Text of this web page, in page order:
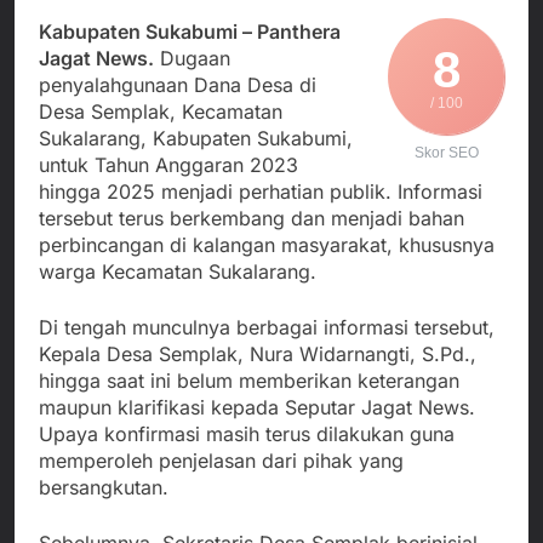
Berangkatkan Empat
Korban Kebakaran KMP
Mutiara Sentosa 2 ke
Posko Pusat Tg. Perak
Surabaya
SMA Negeri Nyalindung
Sukabumi Diduga
Lakukan Pungutan
melalui Komite Sekolah,
Disorot karena Dinilai
Bertentangan dengan
Edaran Disdik Jabar
Agustus 4, 2026
Ketua Umum FSP
Maritim Indonesia
Bantah Isu Mogok
Nasional TKBM: “Belum
Ada Keputusan Resmi”
Agustus 3, 2026
Menjalin Harmoni di
Tanah Sukaresmi: Kala
Mina Padi, P2L, dan
Gotong Royong
Menggerakkan Ekonomi
Agustus 3, 2026
8
/ 100
Skor SEO
Kabupaten Sukabumi – Panthera
Jagat News. Dugaan
penyalahgunaan Dana Desa di
Desa Semplak, Kecamatan
Sukalarang, Kabupaten Sukabumi,
untuk Tahun Anggaran 2023
hingga 2025 menjadi perhatian publik. Informasi
tersebut terus berkembang dan menjadi bahan
perbincangan di kalangan masyarakat, khususnya
warga Kecamatan Sukalarang.
Di tengah munculnya berbagai informasi tersebut,
Kepala Desa Semplak, Nura Widarnangti, S.Pd.,
hingga saat ini belum memberikan keterangan
maupun klarifikasi kepada Seputar Jagat News.
Upaya konfirmasi masih terus dilakukan guna
memperoleh penjelasan dari pihak yang
bersangkutan.